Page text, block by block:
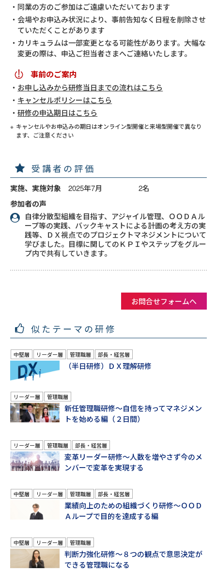
同業の方のご参加はご遠慮いただいております
会場やお申込み状況により、事前告知なく日程を削除させ
ていただくことがあります
カリキュラムは一部変更となる可能性があります。大幅な
変更の際は、申込ご担当者さまへご連絡いたします。
事前のご案内
お申し込みから研修当日までの流れはこちら
キャンセルポリシーはこちら
研修の申込期日はこちら
キャンセルやお申込みの期日はオンライン型開催と来場型開催で異なり
ます、ご注意ください
受講者の評価
実施、実施対象 2025年7月 2名
参加者の声
自律分散型組織を目指す、アジャイル管理、ＯＯＤＡル
ープ等の実践、バックキャストによる計画の考え方の実
践等、ＤＸ視点でのプロジェクトマネジメントについて
学びました。目標に関してのＫＰＩやステップをグルー
プ内で共有していきます。
お問合せフォームへ
似たテーマの研修
中堅層 リーダー層 管理職層 部長・経営層
（半日研修）ＤＸ理解研修
リーダー層 管理職層
新任管理職研修～自信を持ってマネジメン
トを始める編（２日間）
リーダー層 管理職層 部長・経営層
変革リーダー研修～人数を増やさず今のメ
ンバーで変革を実現する
中堅層 リーダー層 管理職層 部長・経営層
業績向上のための組織づくり研修～ＯＯＤ
Ａループで目的を達成する編
中堅層 リーダー層 管理職層
判断力強化研修～８つの観点で意思決定が
できる管理職になる